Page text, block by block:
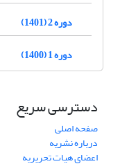
دوره 2 (1401)
دوره 1 (1400)
دسترسی سریع
صفحه اصلی
درباره نشریه
اعضای هیات تحریریه